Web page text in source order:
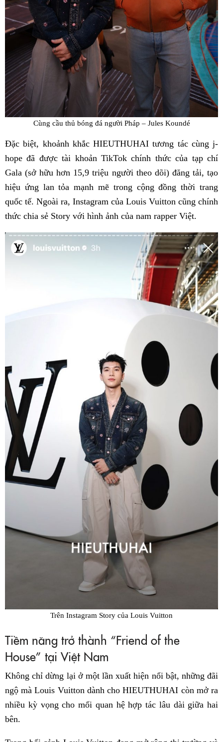
Cùng cầu thủ bóng đá người Pháp – Jules Koundé
Đặc biệt, khoảnh khắc HIEUTHUHAI tương tác cùng j-
hope đã được tài khoản TikTok chính thức của tạp chí
Gala (sở hữu hơn 15,9 triệu người theo dõi) đăng tải, tạo
hiệu ứng lan tỏa mạnh mẽ trong cộng đồng thời trang
quốc tế. Ngoài ra, Instagram của Louis Vuitton cũng chính
thức chia sẻ Story với hình ảnh của nam rapper Việt.
Trên Instagram Story của Louis Vuitton
Tiềm năng trở thành “Friend of the
House” tại Việt Nam
Không chỉ dừng lại ở một lần xuất hiện nổi bật, những đãi
ngộ mà Louis Vuitton dành cho HIEUTHUHAI còn mở ra
nhiều kỳ vọng cho mối quan hệ hợp tác lâu dài giữa hai
bên.